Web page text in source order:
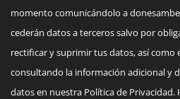
momento comunicándolo a
cederán datos a terceros salvo por
rectificar y suprimir tus datos, así como
consultando la información adicional y
datos en nuestra Política de Privacidad.